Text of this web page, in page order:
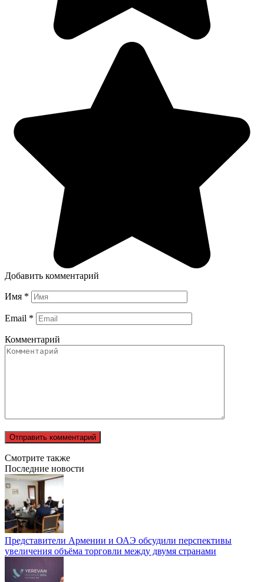
Добавить комментарий
Имя *
Email *
Комментарий
Смотрите также
Последние новости
Представители Армении и ОАЭ обсудили перспективы
увеличения объёма торговли между двумя странами